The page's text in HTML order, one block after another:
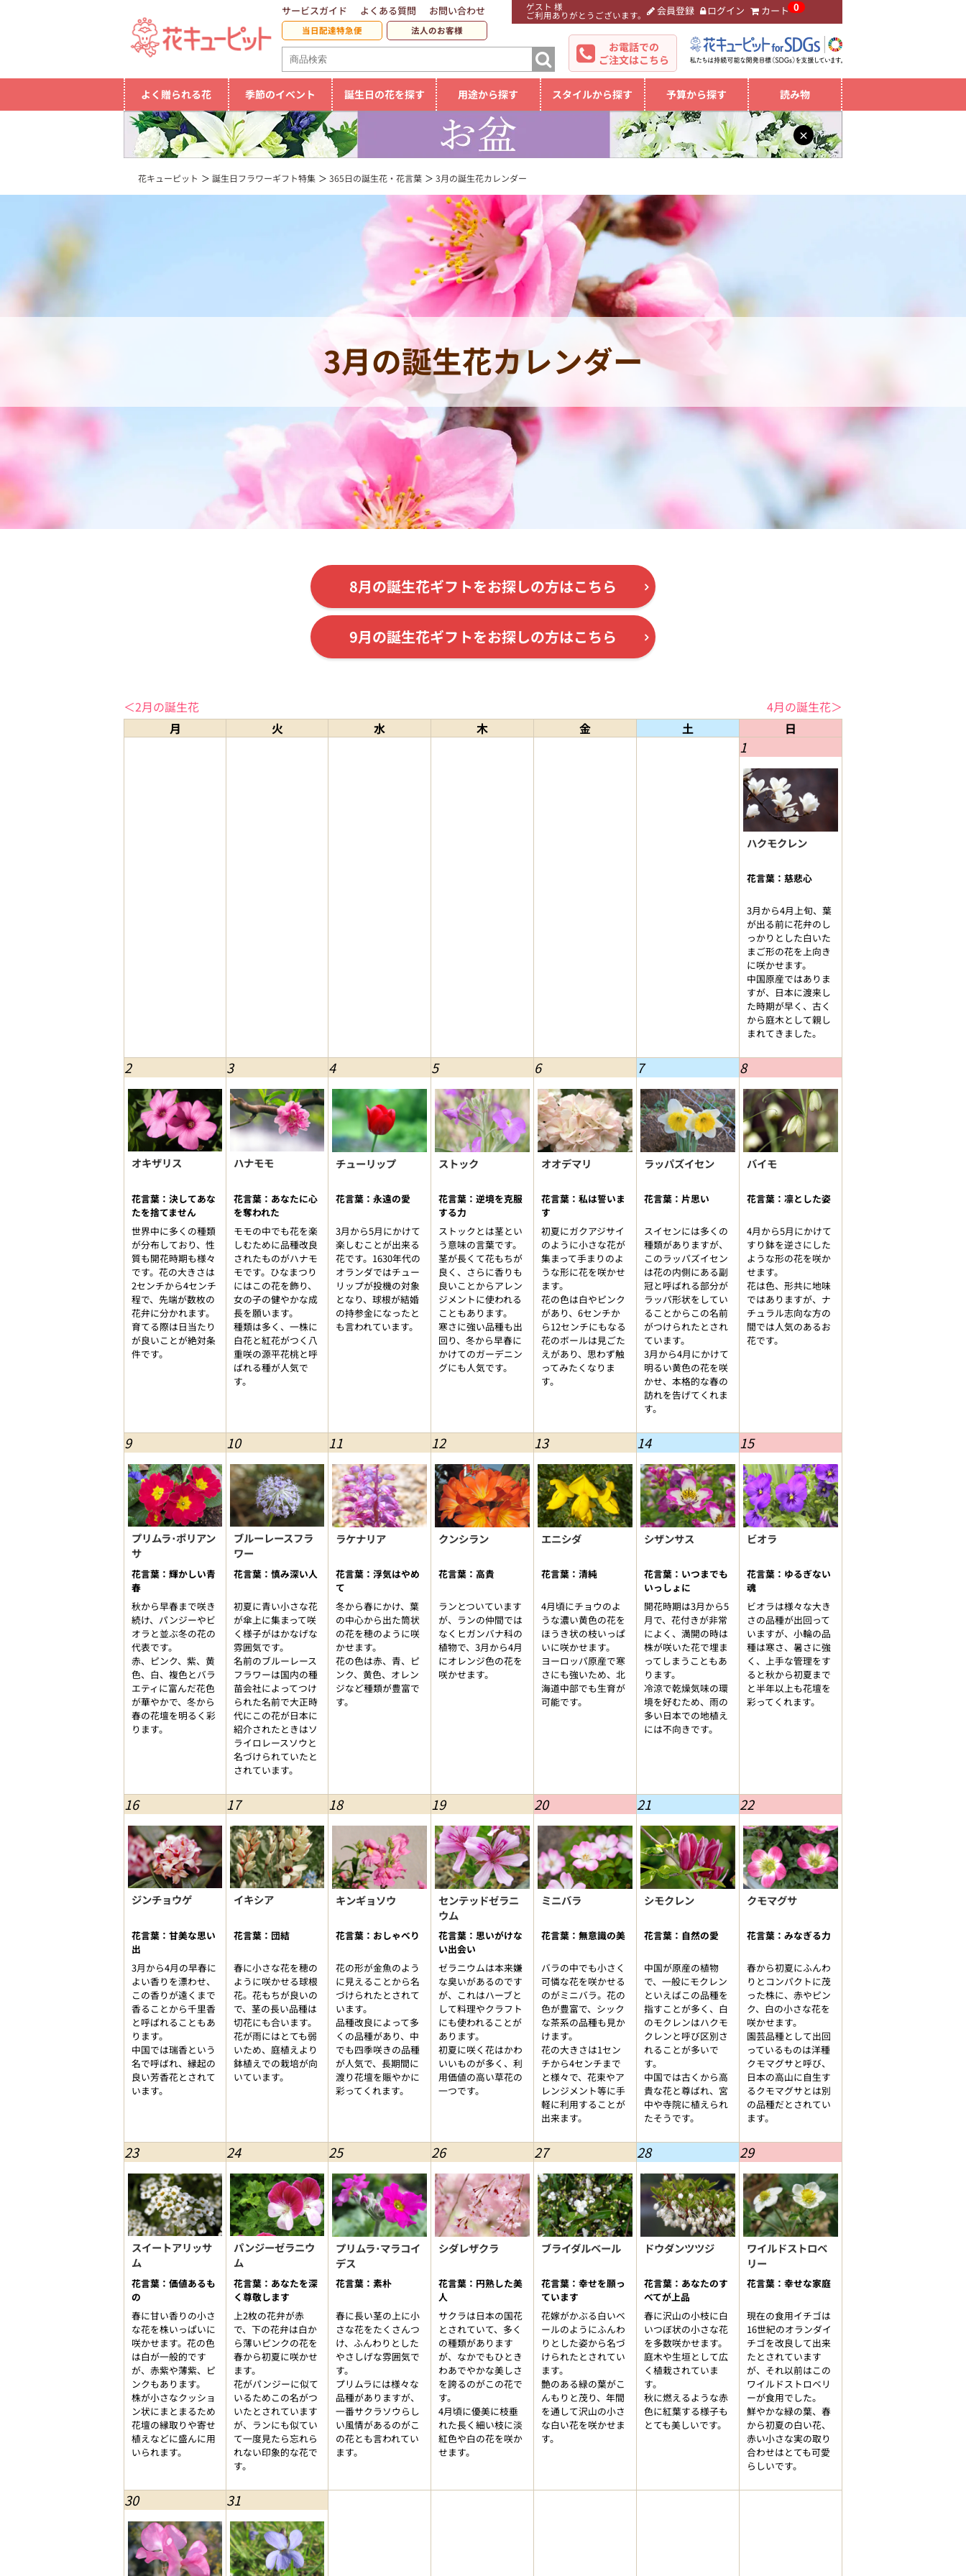
ゲスト 様
ご利用ありがとうございます。 会員登録 ログイン カート 0
サービスガイド よくある質問 お問い合わせ
当日配達特急便 法人のお客様
お電話での
ご注文はこちら
よく贈られる花 季節のイベント 誕生日の花を探す 用途から探す スタイルから探す 予算から探す 読み物
×
花キューピット 誕生日フラワーギフト特集 365日の誕生花・花言葉 3月の誕生花カレンダー
3月の誕生花カレンダー
8月の誕生花ギフトをお探しの方はこちら
9月の誕生花ギフトをお探しの方はこちら
＜2月の誕生花
4月の誕生花＞
月
火 水 木 金 土 日
1
ハクモクレン
花言葉：慈悲心
3月から4月上旬、葉
が出る前に花弁のし
っかりとした白いた
まご形の花を上向き
に咲かせます。
中国原産ではありま
すが、日本に渡来し
た時期が早く、古く
から庭木として親し
まれてきました。
2
オキザリス
花言葉：決してあな
たを捨てません
世界中に多くの種類
が分布しており、性
質も開花時期も様々
です。花の大きさは
2センチから4センチ
程で、先端が数枚の
花弁に分かれます。
育てる際は日当たり
が良いことが絶対条
件です。
3
ハナモモ
花言葉：あなたに心
を奪われた
モモの中でも花を楽
しむために品種改良
されたものがハナモ
モです。ひなまつり
にはこの花を飾り、
女の子の健やかな成
長を願います。
種類は多く、一株に
白花と紅花がつく八
重咲の源平花桃と呼
ばれる種が人気で
す。
4
チューリップ
花言葉：永遠の愛
3月から5月にかけて
楽しむことが出来る
花です。1630年代の
オランダではチュー
リップが投機の対象
となり、球根が結婚
の持参金になったと
も言われています。
5
ストック
花言葉：逆境を克服
する力
ストックとは茎とい
う意味の言葉です。
茎が長くて花もちが
良く、さらに香りも
良いことからアレン
ジメントに使われる
こともあります。
寒さに強い品種も出
回り、冬から早春に
かけてのガーデニン
グにも人気です。
6
オオデマリ
花言葉：私は誓いま
す
初夏にガクアジサイ
のように小さな花が
集まって手まりのよ
うな形に花を咲かせ
ます。
花の色は白やピンク
があり、6センチか
ら12センチにもなる
花のボールは見ごた
えがあり、思わず触
ってみたくなりま
す。
7
ラッパズイセン
花言葉：片思い
スイセンには多くの
種類がありますが、
このラッパズイセン
は花の内側にある副
冠と呼ばれる部分が
ラッパ形状をしてい
ることからこの名前
がつけられたとされ
ています。
3月から4月にかけて
明るい黄色の花を咲
かせ、本格的な春の
訪れを告げてくれま
す。
8
バイモ
花言葉：凛とした姿
4月から5月にかけて
すり鉢を逆さにした
ような形の花を咲か
せます。
花は色、形共に地味
ではありますが、ナ
チュラル志向な方の
間では人気のあるお
花です。
9
プリムラ･ポリアン
サ
花言葉：輝かしい青
春
秋から早春まで咲き
続け、パンジーやビ
オラと並ぶ冬の花の
代表です。
赤、ピンク、紫、黄
色、白、複色とバラ
エティに富んだ花色
が華やかで、冬から
春の花壇を明るく彩
ります。
10
ブルーレースフラ
ワー
花言葉：慎み深い人
初夏に青い小さな花
が傘上に集まって咲
く様子がはかなげな
雰囲気です。
名前のブルーレース
フラワーは国内の種
苗会社によってつけ
られた名前で大正時
代にこの花が日本に
紹介されたときはソ
ライロレースソウと
名づけられていたと
されています。
11
ラケナリア
花言葉：浮気はやめ
て
冬から春にかけ、葉
の中心から出た筒状
の花を穂のように咲
かせます。
花の色は赤、青、ピ
ンク、黄色、オレン
ジなど種類が豊富で
す。
12
クンシラン
花言葉：高貴
ランとついています
が、ランの仲間では
なくヒガンバナ科の
植物で、3月から4月
にオレンジ色の花を
咲かせます。
13
エニシダ
花言葉：清純
4月頃にチョウのよ
うな濃い黄色の花を
ほうき状の枝いっぱ
いに咲かせます。
ヨーロッパ原産で寒
さにも強いため、北
海道中部でも生育が
可能です。
14
シザンサス
花言葉：いつまでも
いっしょに
開花時期は3月から5
月で、花付きが非常
によく、満開の時は
株が咲いた花で埋ま
ってしまうこともあ
ります。
冷涼で乾燥気味の環
境を好むため、雨の
多い日本での地植え
には不向きです。
15
ビオラ
花言葉：ゆるぎない
魂
ビオラは様々な大き
さの品種が出回って
いますが、小輪の品
種は寒さ、暑さに強
く、上手な管理をす
ると秋から初夏まで
と半年以上も花壇を
彩ってくれます。
16
ジンチョウゲ
花言葉：甘美な思い
出
3月から4月の早春に
よい香りを漂わせ、
この香りが遠くまで
香ることから千里香
と呼ばれることもあ
ります。
中国では瑞香という
名で呼ばれ、縁起の
良い芳香花とされて
います。
17
イキシア
花言葉：団結
春に小さな花を穂の
ように咲かせる球根
花。花もちが良いの
で、茎の長い品種は
切花にも合います。
花が雨にはとても弱
いため、庭植えより
鉢植えでの栽培が向
いています。
18
キンギョソウ
花言葉：おしゃべり
花の形が金魚のよう
に見えることから名
づけられたとされて
います。
品種改良によって多
くの品種があり、中
でも四季咲きの品種
が人気で、長期間に
渡り花壇を賑やかに
彩ってくれます。
19
センテッドゼラニ
ウム
花言葉：思いがけな
い出会い
ゼラニウムは本来嫌
な臭いがあるのです
が、これはハーブと
して料理やクラフト
にも使われることが
あります。
初夏に咲く花はかわ
いいものが多く、利
用価値の高い草花の
一つです。
20
ミニバラ
花言葉：無意識の美
バラの中でも小さく
可憐な花を咲かせる
のがミニバラ。花の
色が豊富で、シック
な茶系の品種も見か
けます。
花の大きさは1セン
チから4センチまで
と様々で、花束やア
レンジメント等に手
軽に利用することが
出来ます。
21
シモクレン
花言葉：自然の愛
中国が原産の植物
で、一般にモクレン
といえばこの品種を
指すことが多く、白
のモクレンはハクモ
クレンと呼び区別さ
れることが多いで
す。
中国では古くから高
貴な花と尊ばれ、宮
中や寺院に植えられ
たそうです。
22
クモマグサ
花言葉：みなぎる力
春から初夏にふんわ
りとコンパクトに茂
った株に、赤やピン
ク、白の小さな花を
咲かせます。
園芸品種として出回
っているものは洋種
クモマグサと呼び、
日本の高山に自生す
るクモマグサとは別
の品種だとされてい
ます。
23
スイートアリッサ
ム
花言葉：価値あるも
の
春に甘い香りの小さ
な花を株いっぱいに
咲かせます。花の色
は白が一般的です
が、赤紫や薄紫、ピ
ンクもあります。
株が小さなクッショ
ン状にまとまるため
花壇の縁取りや寄せ
植えなどに盛んに用
いられます。
24
パンジーゼラニウ
ム
花言葉：あなたを深
く尊敬します
上2枚の花弁が赤
で、下の花弁は白か
ら薄いピンクの花を
春から初夏に咲かせ
ます。
花がパンジーに似て
いるためこの名がつ
いたとされています
が、ランにも似てい
て一度見たら忘れら
れない印象的な花で
す。
25
プリムラ･マラコイ
デス
花言葉：素朴
春に長い茎の上に小
さな花をたくさんつ
け、ふんわりとした
やさしげな雰囲気で
す。
プリムラには様々な
品種がありますが、
一番サクラソウらし
い風情があるのがこ
の花とも言われてい
ます。
26
シダレザクラ
花言葉：円熟した美
人
サクラは日本の国花
とされていて、多く
の種類があります
が、なかでもひとき
わあでやかな美しさ
を誇るのがこの花で
す。
4月頃に優美に枝垂
れた長く細い枝に淡
紅色や白の花を咲か
せます。
27
ブライダルベール
花言葉：幸せを願っ
ています
花嫁がかぶる白いベ
ールのようにふんわ
りとした姿から名づ
けられたとされてい
ます。
艶のある緑の葉がこ
んもりと茂り、年間
を通して沢山の小さ
な白い花を咲かせま
す。
28
ドウダンツツジ
花言葉：あなたのす
べてが上品
春に沢山の小枝に白
いつぼ状の小さな花
を多数咲かせます。
庭木や生垣として広
く植栽されていま
す。
秋に燃えるような赤
色に紅葉する様子も
とても美しいです。
29
ワイルドストロベ
リー
花言葉：幸せな家庭
現在の食用イチゴは
16世紀のオランダイ
チゴを改良して出来
たとされています
が、それ以前はこの
ワイルドストロベリ
ーが食用でした。
鮮やかな緑の葉、春
から初夏の白い花、
赤い小さな実の取り
合わせはとても可愛
らしいです。
30 31